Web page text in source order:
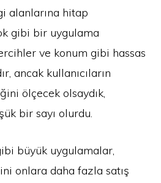
alanlarına hitap
gibi bir uygulama
ve konum gibi hassas
ancak kullanıcıların
ölçecek olsaydık,
bir sayı olurdu.
büyük uygulamalar,
onlara daha fazla satış